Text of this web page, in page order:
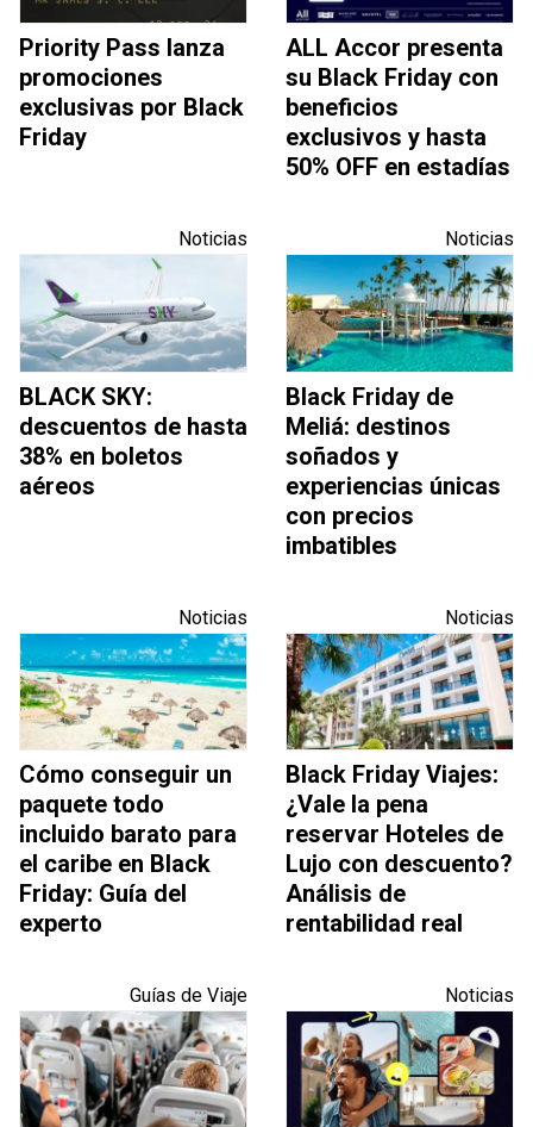
Priority Pass lanza
promociones
exclusivas por Black
Friday
ALL Accor presenta
su Black Friday con
beneficios
exclusivos y hasta
50% OFF en estadías
Noticias
BLACK SKY:
descuentos de hasta
38% en boletos
aéreos
Noticias
Black Friday de
Meliá: destinos
soñados y
experiencias únicas
con precios
imbatibles
Noticias
Cómo conseguir un
paquete todo
incluido barato para
el caribe en Black
Friday: Guía del
experto
Noticias
Black Friday Viajes:
¿Vale la pena
reservar Hoteles de
Lujo con descuento?
Análisis de
rentabilidad real
Guías de Viaje Noticias